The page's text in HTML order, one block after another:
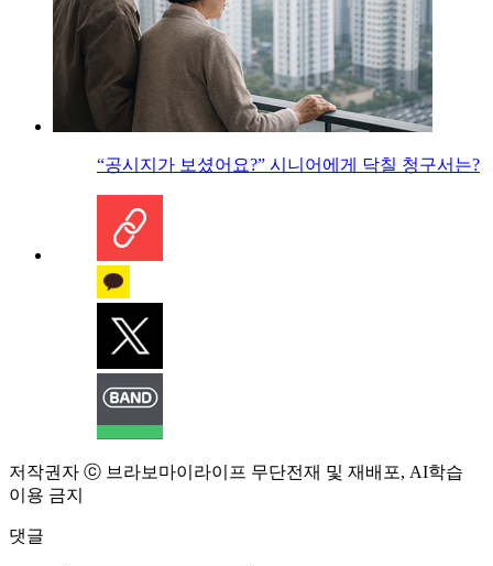
“공시지가 보셨어요?” 시니어에게 닥칠 청구서는?
저작권자 ⓒ 브라보마이라이프 무단전재 및 재배포, AI학습
이용 금지
댓글